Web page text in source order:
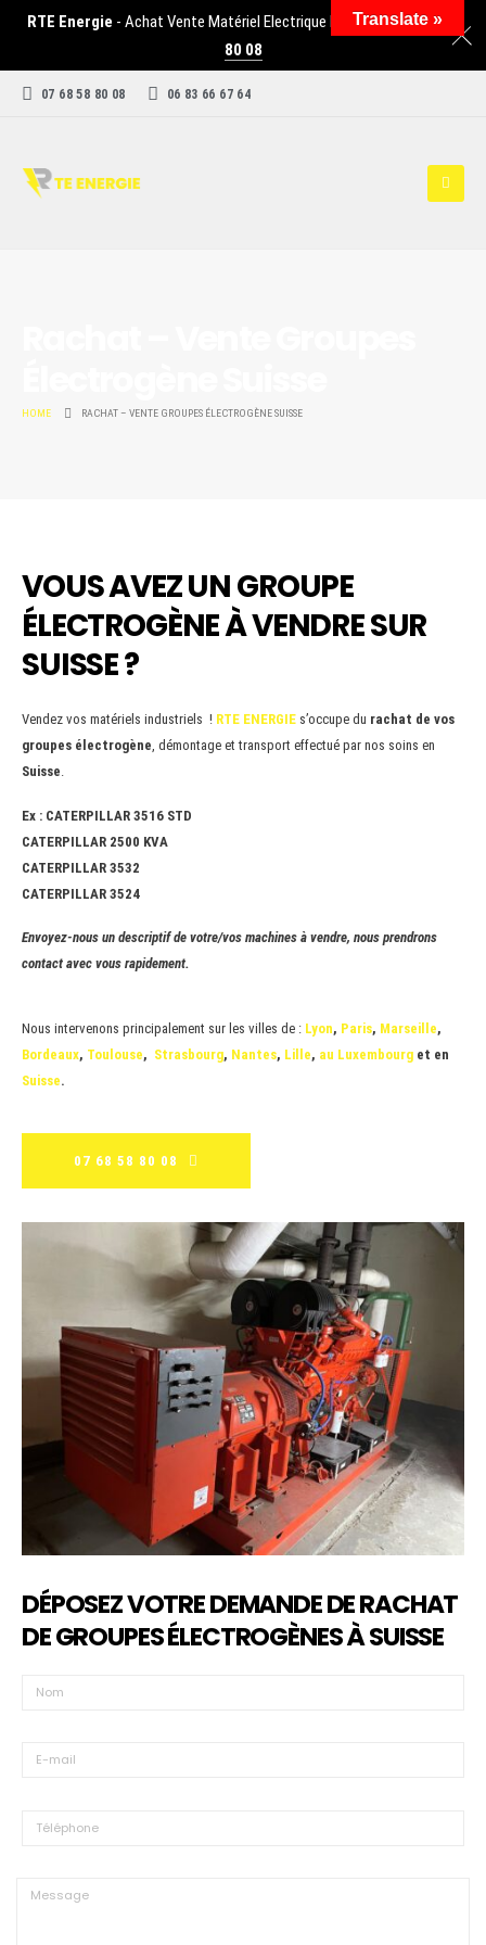
RTE Energie - Achat Vente Matériel Electrique Industriel -07 68 58
80 08
07 68 58 80 08 06 83 66 67 64
HOME RACHAT – VENTE GROUPES ÉLECTROGÈNE SUISSE
VOUS AVEZ UN GROUPE
ÉLECTROGÈNE À VENDRE SUR
SUISSE ?
Vendez vos matériels industriels ! RTE ENERGIE s’occupe du rachat de vos
groupes électrogène, démontage et transport effectué par nos soins en
Suisse.
Ex : CATERPILLAR 3516 STD
CATERPILLAR 2500 KVA
CATERPILLAR 3532
CATERPILLAR 3524
Envoyez-nous un descriptif de votre/vos machines à vendre, nous prendrons
contact avec vous rapidement.
Nous intervenons principalement sur les villes de : Lyon, Paris, Marseille,
Bordeaux, Toulouse, Strasbourg, Nantes, Lille, au Luxembourg et en
Suisse.
07 68 58 80 08
DÉPOSEZ VOTRE DEMANDE DE RACHAT
DE GROUPES ÉLECTROGÈNES À SUISSE
Translate »